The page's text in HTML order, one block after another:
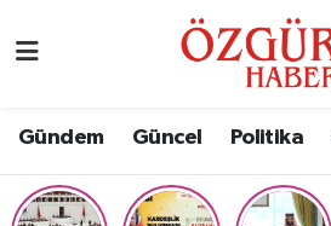
Gündem Güncel Politika
Eğitim
Nöbetçi Eczaneler
Namaz Vakitleri